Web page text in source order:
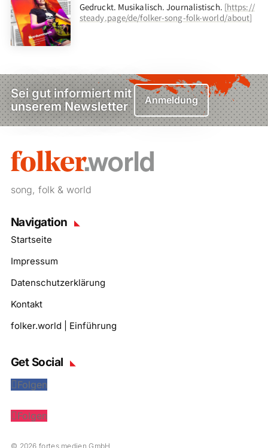
Gedruckt. Musikalisch. Journalistisch. [https://
steady.page/de/folker-song-folk-world/about]
Sei gut informiert mit
unserem Newsletter
Anmeldung
song, folk & world
Navigation
Startseite
Impressum
Datenschutzerklärung
Kontakt
folker.world | Einführung
Get Social
Folgen
Folgen
© 2026 fortes medien GmbH